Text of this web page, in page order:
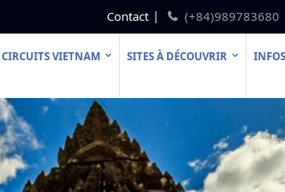
Contact (+84)989783680
CIRCUITS VIETNAM SITES À DÉCOUVRIR